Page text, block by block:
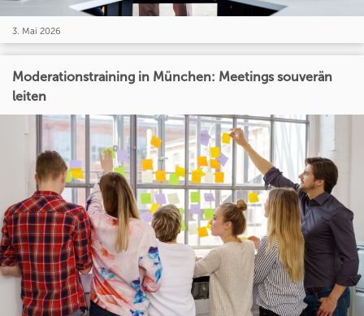
3. Mai 2026
Moderationstraining in München: Meetings souverän
leiten